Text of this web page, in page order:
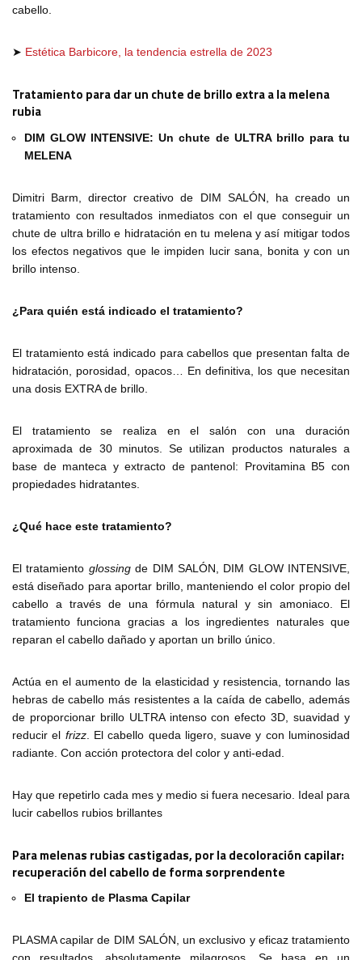
cabello.
➤ Estética Barbicore, la tendencia estrella de 2023
Tratamiento para dar un chute de brillo extra a la melena
rubia
DIM GLOW INTENSIVE: Un chute de ULTRA brillo para tu
MELENA
Dimitri Barm, director creativo de DIM SALÓN, ha creado un
tratamiento con resultados inmediatos con el que conseguir un
chute de ultra brillo e hidratación en tu melena y así mitigar todos
los efectos negativos que le impiden lucir sana, bonita y con un
brillo intenso.
¿Para quién está indicado el tratamiento?
El tratamiento está indicado para cabellos que presentan falta de
hidratación, porosidad, opacos… En definitiva, los que necesitan
una dosis EXTRA de brillo.
El tratamiento se realiza en el salón con una duración
aproximada de 30 minutos. Se utilizan productos naturales a
base de manteca y extracto de pantenol: Provitamina B5 con
propiedades hidratantes.
¿Qué hace este tratamiento?
El tratamiento glossingde DIM SALÓN, DIM GLOW INTENSIVE,
está diseñado para aportar brillo, manteniendo el color propio del
cabello a través de una fórmula natural y sin amoniaco. El
tratamiento funciona gracias a los ingredientes naturales que
reparan el cabello dañado y aportan un brillo único.
Actúa en el aumento de la elasticidad y resistencia, tornando las
hebras de cabello más resistentes a la caída de cabello, además
de proporcionar brillo ULTRA intenso con efecto 3D, suavidad y
reducir el frizz. El cabello queda ligero, suave y con luminosidad
radiante. Con acción protectora del color y anti-edad.
Hay que repetirlo cada mes y medio si fuera necesario. Ideal para
lucir cabellos rubios brillantes
Para melenas rubias castigadas, por la decoloración capilar:
recuperación del cabello de forma sorprendente
El trapiento de Plasma Capilar
PLASMA capilar de DIM SALÓN, un exclusivo y eficaz tratamiento